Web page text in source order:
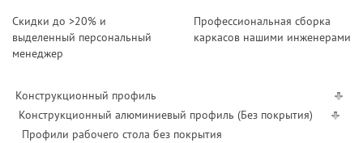
Скидки до >20% и
выделенный персональный
менеджер
Профессиональная сборка
каркасов нашими инженерами
Конструкционный профиль
Конструкционный алюминиевый профиль (Без покрытия)
Профили рабочего стола без покрытия